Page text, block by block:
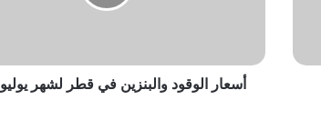
أسعار الوقود والبنزين في قطر لشهر يوليو 2021